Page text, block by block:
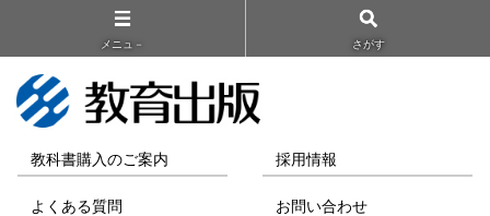
メニュ－ さがす
教科書購入のご案内 採用情報
よくある質問 お問い合わせ